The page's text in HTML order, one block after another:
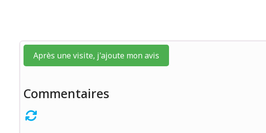
Après une visite, j'ajoute mon avis
Commentaires